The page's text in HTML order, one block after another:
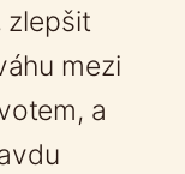
zlepšit
mezi
a